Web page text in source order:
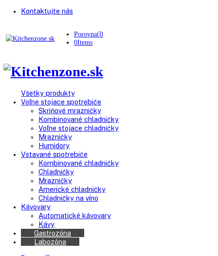
Kontaktujte nás
Porovnať
0Items
Všetky produkty
Voľne stojace spotrebiče
Skriňové mrazničky
Kombinované chladničky
Voľne stojace chladničky
Mrazničky
Humidory
Vstavané spotrebiče
Kombinované chladničky
Chladničky
Mrazničky
Americké chladničky
Chladničky na víno
Kávovary
Automatické kávovary